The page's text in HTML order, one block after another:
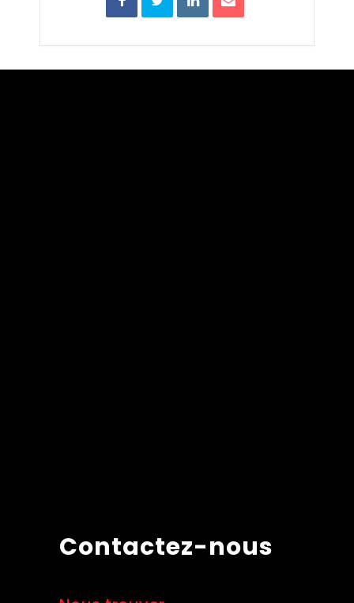
Contactez-nous